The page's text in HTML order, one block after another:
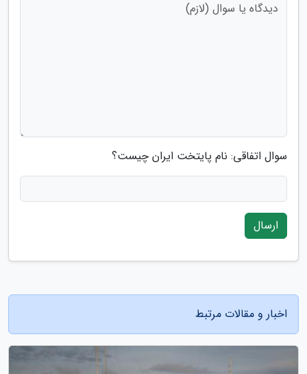
سوال اتفاقی: نام پایتخت ایران چیست؟
ارسال
اخبار و مقالات مرتبط